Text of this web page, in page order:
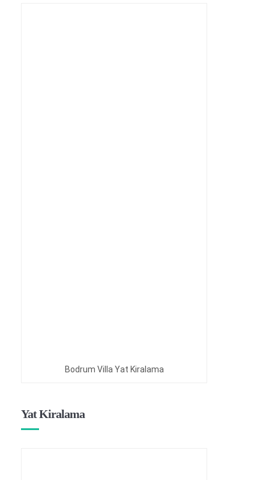
Bodrum Villa Yat Kiralama
Yat Kiralama